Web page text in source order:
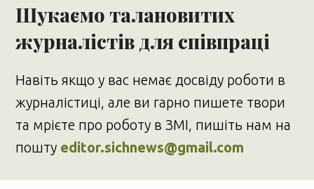
Шукаємо талановитих
журналістів для співпраці
Навіть якщо у вас немає досвіду роботи в
журналістиці, але ви гарно пишете твори
та мрієте про роботу в ЗМІ, пишіть нам на
пошту editor.sichnews@gmail.com